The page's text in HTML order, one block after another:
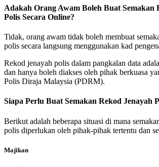
Adakah Orang Awam Boleh Buat Semakan
Polis Secara Online?
Tidak, orang awam tidak boleh membuat
polis secara langsung menggunakan kad
Rekod jenayah polis dalam pangkalan data
dan hanya boleh diakses oleh pihak berkuasa
Polis Diraja Malaysia (PDRM).
Siapa Perlu Buat Semakan Rekod Jenayah
Berikut adalah beberapa situasi di mana
polis diperlukan oleh pihak-pihak tertentu dan
Majikan